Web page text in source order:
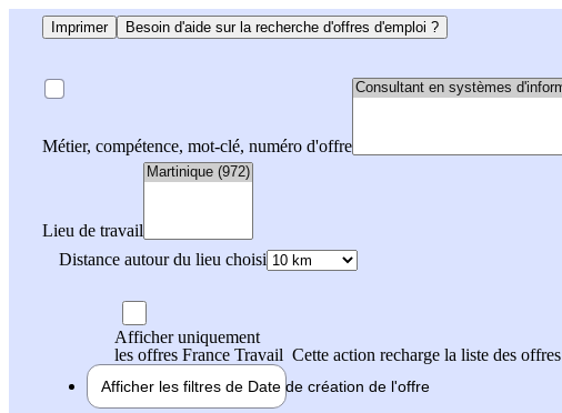
Imprimer Besoin d'aide sur la recherche d'offres d'emploi ?
Métier, compétence, mot-clé, numéro d'offre
Lieu de travail
Distance autour du lieu choisi
Afficher uniquement
les offres France Travail Cette action recharge la liste des offres
Afficher les filtres de Date de création de l'offre